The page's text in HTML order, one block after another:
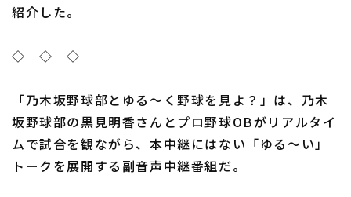
福岡ソフトバンクホークス
設定
紹介した。
◇ ◇ ◇
「乃木坂野球部とゆる～く野球を見よ？」は、乃木
坂野球部の黒見明香さんとプロ野球OBがリアルタイ
ムで試合を観ながら、本中継にはない「ゆる～い」
トークを展開する副音声中継番組だ。